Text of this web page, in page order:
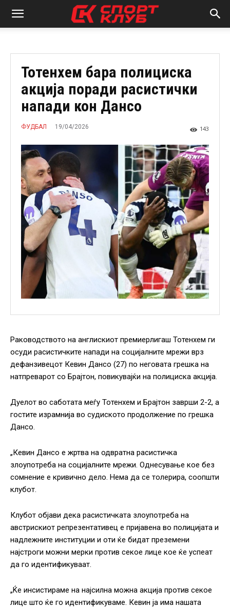
Тотенхем бара полициска
акција поради расистички
напади кон Дансо
ФУДБАЛ 19/04/2026 143
Раководството на англискиот премиерлигаш Тотенхем ги
осуди расистичките напади на социјалните мрежи врз
дефанзивецот Кевин Дансо (27) по неговата грешка на
натпреварот со Брајтон, повикувајќи на полициска акција.
Дуелот во саботата меѓу Тотенхем и Брајтон заврши 2-2, а
гостите израмнија во судиското продолжение по грешка
Дансо.
„Кевин Дансо е жртва на одвратна расистичка
злоупотреба на социјалните мрежи. Однесување кое без
сомнение е кривично дело. Нема да се толерира, соопшти
клубот.
Клубот објави дека расистичката злоупотреба на
австрискиот репрезентативец е пријавена во полицијата и
надлежните институции и оти ќе бидат преземени
најстроги можни мерки против секое лице кое ќе успеат
да го идентификуваат.
„Ќе инсистираме на најсилна можна акција против секое
лице што ќе го идентификуваме. Кевин ја има нашата